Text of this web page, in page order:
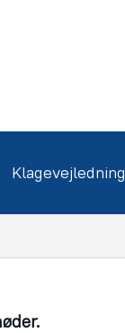
Klagevejledning